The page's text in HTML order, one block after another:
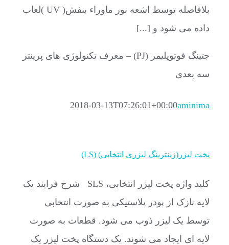
بلافاصله توسط اشعه نور ماوراء بنفش( UV )لعاب
داده می شود و [...]
جتینگ فوتوپلیمر (PJ) – معرف تکنولوژی های پرینتر
سه بعدی
aminima
2018-03-13T07:26:01+00:00
پخت لیزر(زینترینگ لیزری انتخابی) (LS)
کلید واژه پخت لیزر انتخابی، SLS شرح فرایند یک
لایه نازک از پودر پلاستیکی به صورت انتخابی
توسط یک لیزر ذوب می شود. قطعات به صورت
لایه ای ایجاد می شوند. یک دستگاه پخت لیزر یک